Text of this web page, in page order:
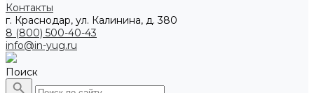
Контакты
г. Краснодар, ул. Калинина, д. 380
8 (800) 500-40-43
info@in-yug.ru
Поиск